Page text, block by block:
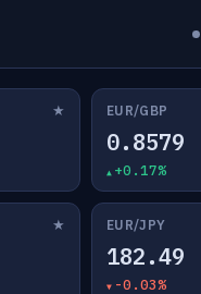
★ EUR/GBP
0.8579
+0.17%
★ EUR/JPY
182.49
-0.03%